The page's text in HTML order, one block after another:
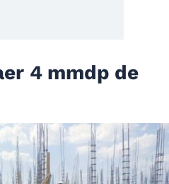
4 mmdp de